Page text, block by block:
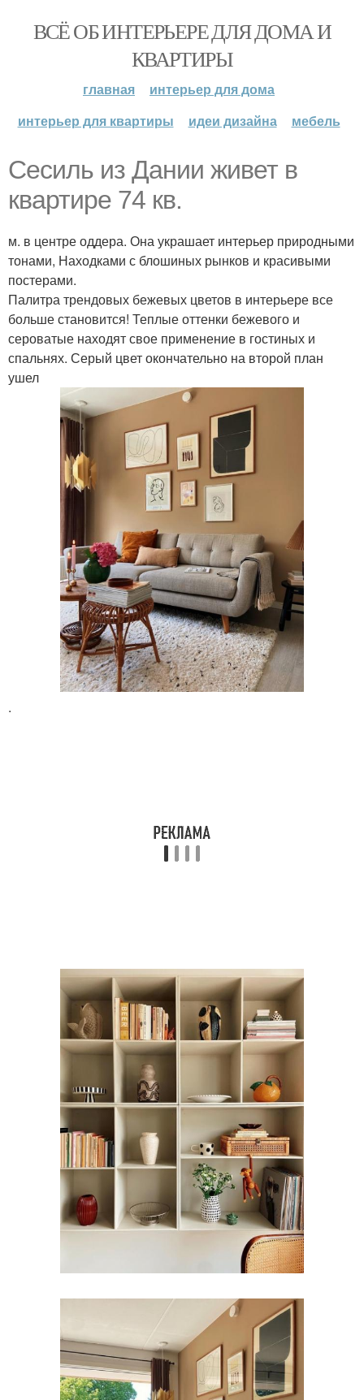
ВСЁ ОБ ИНТЕРЬЕРЕ ДЛЯ ДОМА И
КВАРТИРЫ
главная
интерьер для дома
интерьер для квартиры
идеи дизайна мебель
Сесиль из Дании живет в
квартире 74 кв.
м. в центре оддера. Она украшает интерьер природными
тонами, Находками с блошиных рынков и красивыми
постерами.
Палитра трендовых бежевых цветов в интерьере все
больше становится! Теплые оттенки бежевого и
сероватые находят свое применение в гостиных и
спальнях. Серый цвет окончательно на второй план
ушел
.